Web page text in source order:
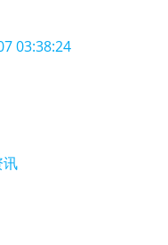
03:38:24
讯